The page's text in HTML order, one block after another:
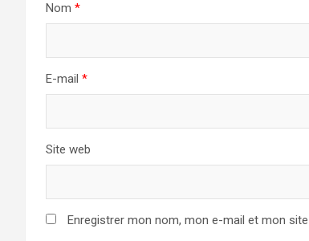
Nom *
E-mail *
Site web
Enregistrer mon nom, mon e-mail et mon